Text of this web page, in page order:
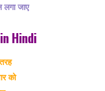
जाए
Hindi
को